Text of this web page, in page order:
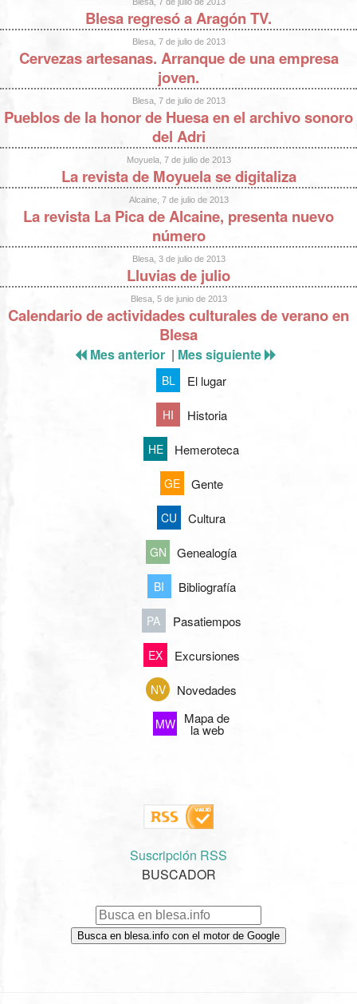
Blesa regresó a Aragón TV.
Blesa, 7 de julio de 2013
Cervezas artesanas. Arranque de una empresa
joven.
Blesa, 7 de julio de 2013
Pueblos de la honor de Huesa en el archivo sonoro
del Adri
Moyuela, 7 de julio de 2013
La revista de Moyuela se digitaliza
Alcaine, 7 de julio de 2013
La revista La Pica de Alcaine, presenta nuevo
número
Blesa, 3 de julio de 2013
Lluvias de julio
Blesa, 5 de junio de 2013
Calendario de actividades culturales de verano en
Blesa
Mes anterior| Mes siguiente
BL El lugar
HI Historia
HE Hemeroteca
GE Gente
CU Cultura
GN Genealogía
BI Bibliografía
PA Pasatiempos
EX Excursiones
NV Novedades
MW Mapa de
la web
Suscripción RSS
BUSCADOR
Busca en blesa.info con el motor de Google